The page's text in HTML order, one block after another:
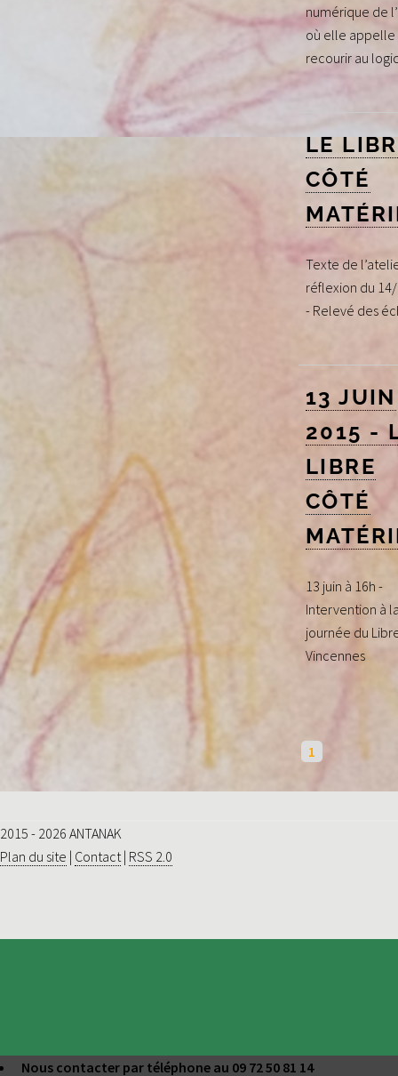
numérique de
où elle appelle
recourir au
LE
CÔTÉ
Texte de
réflexion du
- Relevé des
13 JUIN
2015 -
LIBRE
CÔTÉ
13 juin à 16h -
Intervention à
journée du
Vincennes
1
2015 - 2026 ANTANAK
Plan du site | Contact| RSS 2.0
Nous contacter par téléphone au 09 72 50 81 14